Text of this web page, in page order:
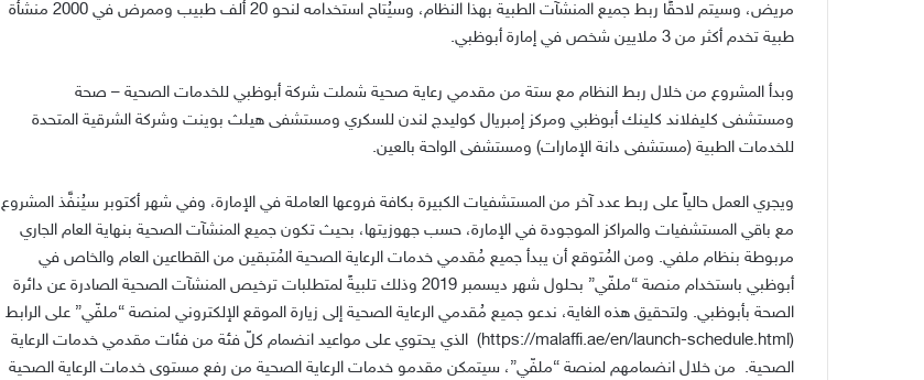
مريض، وسيتم لاحقًا ربط جميع المنشآت الطبية بهذا النظام، وسيُتاح استخدامه لنحو 20 ألف طبيب وممرض في 2000 منشأة
طبية تخدم أكثر من 3 ملايين شخص في إمارة أبوظبي.
وبدأ المشروع من خلال ربط النظام مع ستة من مقدمي رعاية صحية شملت شركة أبوظبي للخدمات الصحية – صحة
ومستشفى كليفلاند كلينك أبوظبي ومركز إمبريال كوليدج لندن للسكري ومستشفى هيلث بوينت وشركة الشرقية المتحدة
للخدمات الطبية (مستشفى دانة الإمارات) ومستشفى الواحة بالعين.
ويجري العمل حالياً على ربط عدد آخر من المستشفيات الكبيرة بكافة فروعها العاملة في الإمارة، وفي شهر أكتوبر سيُنفَّذ المشروع
مع باقي المستشفيات والمراكز الموجودة في الإمارة، حسب جهوزيتها، بحيث تكون جميع المنشآت الصحية بنهاية العام الجاري
مربوطة بنظام ملفي. ومن المُتوقع أن يبدأ جميع مُقدمي خدمات الرعاية الصحية المُتبقين من القطاعين العام والخاص في
أبوظبي باستخدام منصة “ملفّي” بحلول شهر ديسمبر 2019 وذلك تلبيةً لمتطلبات ترخيص المنشآت الصحية الصادرة عن دائرة
الصحة بأبوظبي. ولتحقيق هذه الغاية، ندعو جميع مُقدمي الرعاية الصحية إلى زيارة الموقع الإلكتروني لمنصة “ملفّي” على الرابط
(https://malaffi.ae/en/launch-schedule.html) الذي يحتوي على مواعيد انضمام كلّ فئة من فئات مقدمي خدمات الرعاية
الصحية. من خلال انضمامهم لمنصة “ملفّي”، سيتمكن مقدمو خدمات الرعاية الصحية من رفع مستوى خدمات الرعاية الصحية